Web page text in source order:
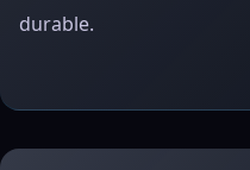
durable.